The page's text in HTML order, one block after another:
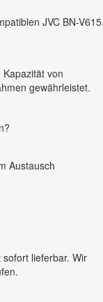
JVC BN-V615
von
gewährleistet.
Austausch
lieferbar. Wir